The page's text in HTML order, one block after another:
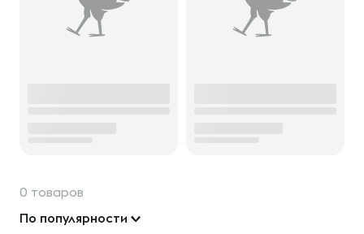
0 товаров
По популярности